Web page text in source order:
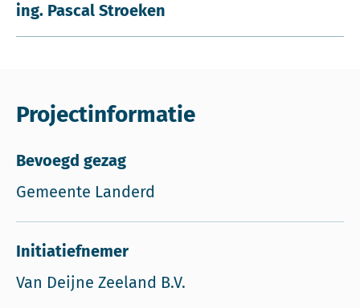
ing. Pascal Stroeken
Projectinformatie
Bevoegd gezag
Gemeente Landerd
Initiatiefnemer
Van Deijne Zeeland B.V.